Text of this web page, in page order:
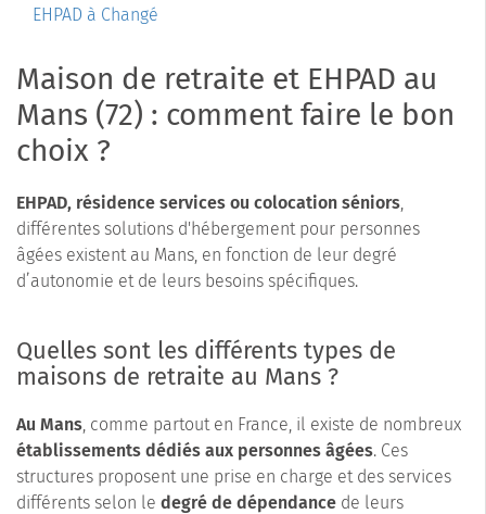
EHPAD à Changé
Maison de retraite et EHPAD au
Mans (72) : comment faire le bon
choix ?
EHPAD, résidence services ou colocation séniors,
différentes solutions d'hébergement pour personnes
âgées existent au Mans, en fonction de leur degré
d’autonomie et de leurs besoins spécifiques.
Quelles sont les différents types de
maisons de retraite au Mans ?
Au Mans, comme partout en France, il existe de nombreux
établissements dédiés aux personnes âgées. Ces
structures proposent une prise en charge et des services
différents selon le degré de dépendance de leurs